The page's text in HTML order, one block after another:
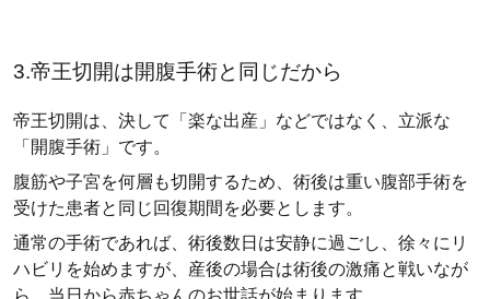
3.帝王切開は開腹手術と同じだから
帝王切開は、決して「楽な出産」などではなく、立派な
「開腹手術」です。
腹筋や子宮を何層も切開するため、術後は重い腹部手術を
受けた患者と同じ回復期間を必要とします。
通常の手術であれば、術後数日は安静に過ごし、徐々にリ
ハビリを始めますが、産後の場合は術後の激痛と戦いなが
ら、当日から赤ちゃんのお世話が始まります。